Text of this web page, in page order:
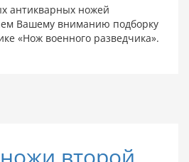
антикварных ножей
Вашему вниманию подборку
«Нож военного разведчика».